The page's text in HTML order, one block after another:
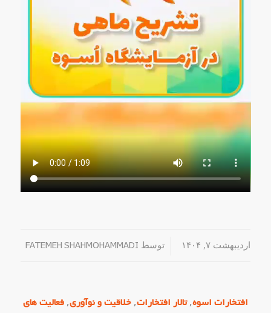
اردیبهشت ۷, ۱۴۰۴ / توسط FATEMEH SHAHMOHAMMADI
افتخارات اسوه,تالار افتخارات, خلاقیت و نوآوری, فعالیت های